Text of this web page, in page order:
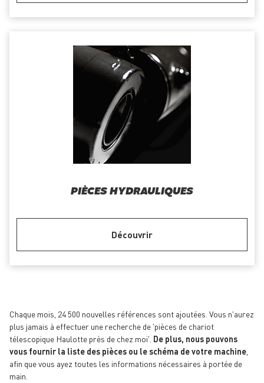
PIÈCES HYDRAULIQUES
Découvrir
Chaque mois, 24 500 nouvelles références sont ajoutées. Vous n'aurez
plus jamais à effectuer une recherche de 'pièces de chariot
télescopique Haulotte près de chez moi'. De plus, nous pouvons
vous fournir la liste des pièces ou le schéma de votre machine
afin que vous ayez toutes les informations nécessaires à portée de
main.